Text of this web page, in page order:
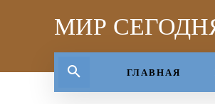
МИР
ГЛАВНАЯ